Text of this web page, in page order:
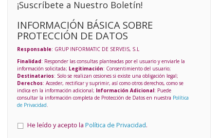
¡Suscríbete a Nuestro Boletín!
INFORMACIÓN BÁSICA SOBRE
PROTECCIÓN DE DATOS
Responsable: GRUP INFORMATIC DE SERVEIS, S.L
Finalidad: Responder las consultas planteadas por el usuario y enviarle la
información solicitada; Legitimación: Consentimiento del usuario;
Destinatarios: Solo se realizan cesiones si existe una obligación legal;
Derechos: Acceder, rectificar y suprimir, así como otros derechos, como se
indica en la información adicional; Información Adicional: Puede
consultar la información completa de Protección de Datos en nuestra Política
de Privacidad.
He leído y acepto la Política de Privacidad.